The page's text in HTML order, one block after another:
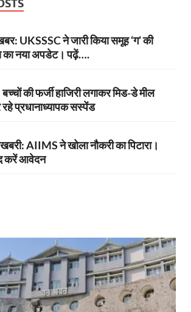
UKSSSC ने जारी किया समूह ‘ग’ की
का नया अपडेट। पढ़ें….
की फर्जी हाजिरी लगाकर मिड-डे मील
प्रधानाध्यापक सस्पेंड
AIIMS ने खोला नौकरी का पिटारा।
करें आवेदन